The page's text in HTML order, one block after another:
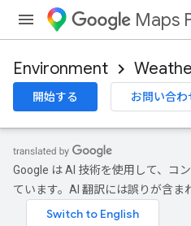
Maps
Environment
開始する お問い合わ
Google は AI 技術を使用して、コ
ています。AI 翻訳には誤りが含ま